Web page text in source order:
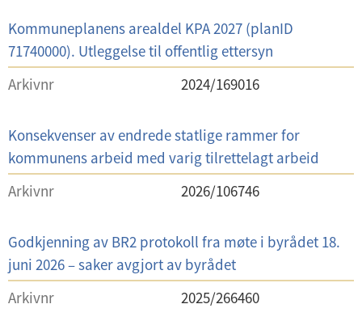
e
li
t
t
l
S
a
k
s
i
t
t
l
Kommuneplanens arealdel KPA 2027 (planID
71740000). Utleggelse til offentlig ettersyn
Arkivnr
2024/169016
S
a
k
s
i
t
t
Konsekvenser av endrede statlige rammer for
kommunens arbeid med varig tilrettelagt arbeid
Arkivnr
2026/106746
S
a
k
s
Godkjenning av BR2 protokoll fra møte i byrådet 18.
juni 2026 – saker avgjort av byrådet
Arkivnr
2025/266460